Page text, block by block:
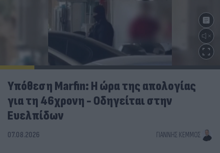
Υπόθεση Marfin: Η ώρα της απολογίας
για τη 46χρονη - Οδηγείται στην
Ευελπίδων
07.08.2026 ΓΙΆΝΝΗΣ ΚΈΜΜΟΣ